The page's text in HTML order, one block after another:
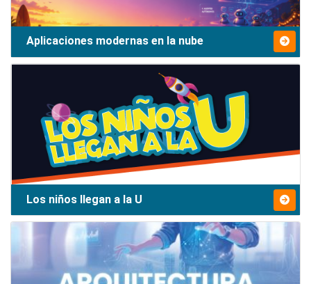
Aplicaciones modernas en la nube
Los niños llegan a la U